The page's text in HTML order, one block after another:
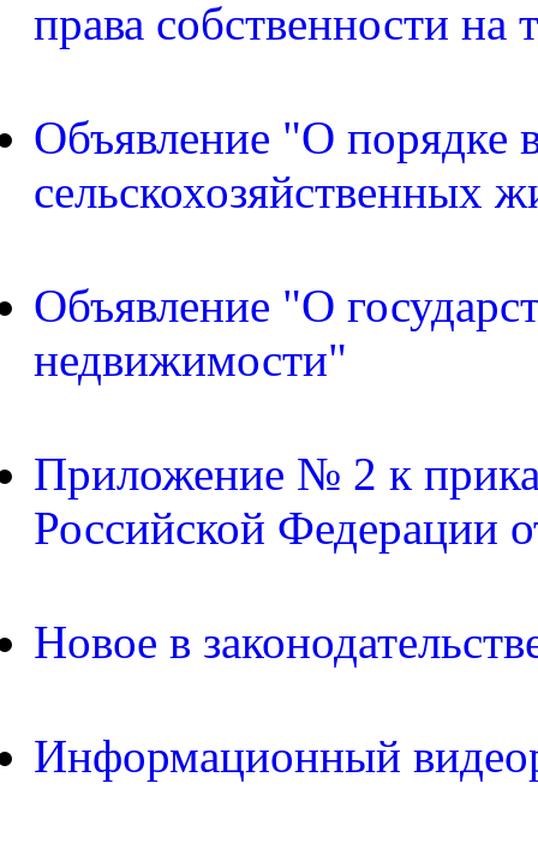
права собственности
Объявление "О порядке
сельскохозяйственных
Объявление "О
недвижимости"
Приложение № 2 к
Российской Федерации
Новое в
Информационный